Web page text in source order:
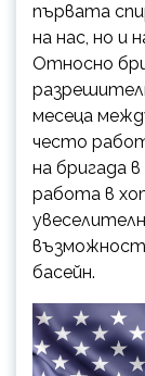
първата
на нас, но и
Относно
месеца
често
на бригада
работа в
басейн.